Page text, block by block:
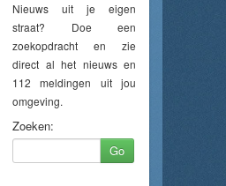
Nieuws uit je eigen
straat? Doe een
zoekopdracht en zie
direct al het nieuws en
112 meldingen uit jou
omgeving.
Zoeken:
Go